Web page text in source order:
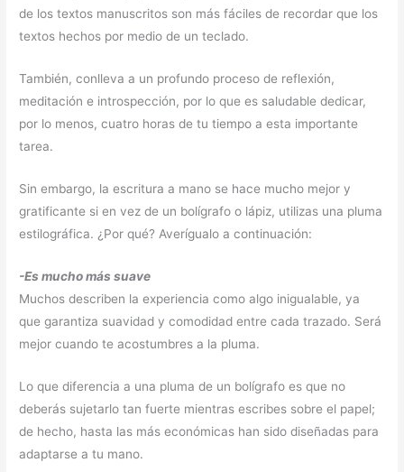
de los textos manuscritos son más fáciles de recordar que los
textos hechos por medio de un teclado.
También, conlleva a un profundo proceso de reflexión,
meditación e introspección, por lo que es saludable dedicar,
por lo menos, cuatro horas de tu tiempo a esta importante
tarea.
Sin embargo, la escritura a mano se hace mucho mejor y
gratificante si en vez de un bolígrafo o lápiz, utilizas una pluma
estilográfica. ¿Por qué? Averígualo a continuación:
-Es mucho más suave
Muchos describen la experiencia como algo inigualable, ya
que garantiza suavidad y comodidad entre cada trazado. Será
mejor cuando te acostumbres a la pluma.
Lo que diferencia a una pluma de un bolígrafo es que no
deberás sujetarlo tan fuerte mientras escribes sobre el papel;
de hecho, hasta las más económicas han sido diseñadas para
adaptarse a tu mano.